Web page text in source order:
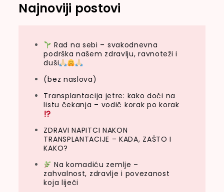
Najnoviji postovi
Rad na sebi – svakodnevna
podrška našem zdravlju, ravnoteži i
duši
(bez naslova)
Transplantacija jetre: kako doći na
listu čekanja – vodič korak po korak
ZDRAVI NAPITCI NAKON
TRANSPLANTACIJE – KADA, ZAŠTO I
KAKO?
Na komadiću zemlje –
zahvalnost, zdravlje i povezanost
koja liječi